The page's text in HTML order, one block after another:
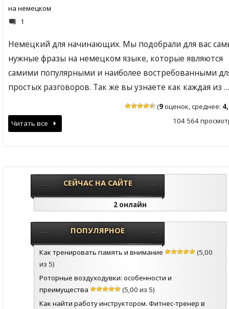
на немецком
1
Немецкий для начинающих. Мы подобрали для вас
нужные фразы на немецком языке, которые являются
самими популярными и наиболее востребованными
простых разговоров. Так же вы узнаете как каждая из …
(9оценок, среднее:
104 564
Читать все
СЕЙЧАС НА САЙТЕ
2 онлайн
ПОПУЛЯРНОЕ
Как тренировать память и внимание
(5,00
из 5)
Роторные воздуходувки: особенности и
преимущества
(5,00 из 5)
Как найти работу инструктором. Фитнес-тренер в